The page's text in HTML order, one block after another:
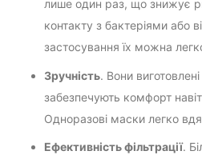
лише один раз, що знижує
контакту з бактеріями або
застосування їх можна
Зручність. Вони
забезпечують комфорт
Одноразові маски легко
Ефективність фільтрації.